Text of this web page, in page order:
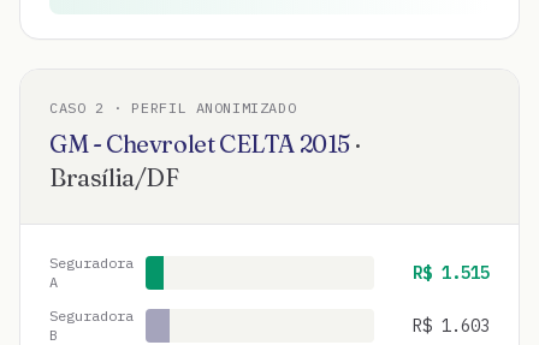
CASO 2 · PERFIL ANONIMIZADO
GM - ChevroletCELTA 2015 ·
Brasília/DF
Seguradora
A
R$ 1.515
Seguradora
B
R$ 1.603